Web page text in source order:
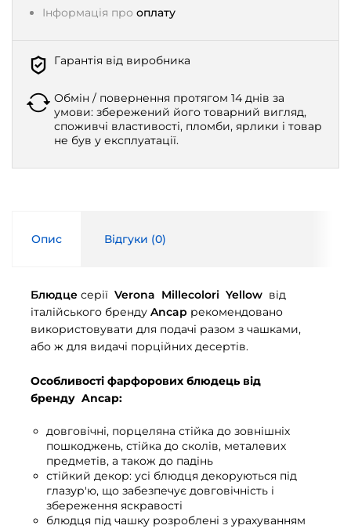
Інформація про оплату
Гарантія від виробника
Обмін / повернення протягом 14 днів за
умови: збережений його товарний вигляд,
споживчі властивості, пломби, ярлики і товар
не був у експлуатації.
Опис Відгуки (0)
Блюдце серії Verona Millecolori Yellow від
італійського бренду Ancap рекомендовано
використовувати для подачі разом з чашками,
або ж для видачі порційних десертів.
Особливості фарфорових блюдець від
бренду Ancap:
довговічні, порцеляна стійка до зовнішніх
пошкоджень, стійка до сколів, металевих
предметів, а також до падінь
стійкий декор: усі блюдця декоруються під
глазур'ю, що забезпечує довговічність і
збереження яскравості
блюдця під чашку розроблені з урахуванням